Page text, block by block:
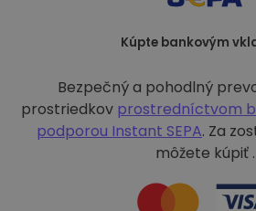
Kúpte bankovým
Bezpečný a pohodlný
prostriedkov prostredníctvom
podporou Instant SEPA. Za
môžete kúpiť .